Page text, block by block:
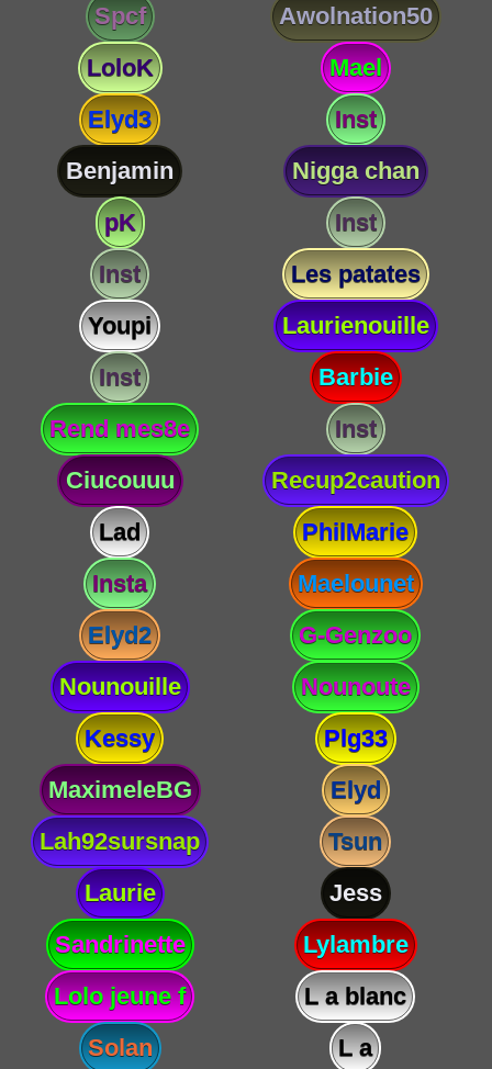
Spcf
Awolnation50
LoloK
Mael
Elyd3
Inst
Benjamin
Nigga chan
pK
Inst
Inst
Les patates
Youpi
Laurienouille
Inst
Barbie
Rend mes8e
Inst
Ciucouuu
Recup2caution
Lad
PhilMarie
Insta
Maelounet
Elyd2
G-Genzoo
Nounouille
Nounoute
Kessy
Plg33
MaximeleBG
Elyd
Lah92sursnap
Tsun
Laurie
Jess
Sandrinette
Lylambre
Lolo jeune f
L a blanc
Solan
L a